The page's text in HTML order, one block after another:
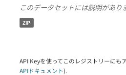
このデータセットには説明があり
ZIP
API Keyを使ってこのレジストリーにも
APIドキュメント).